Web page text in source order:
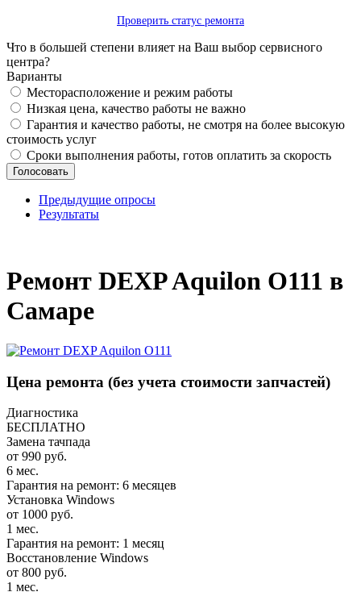
Проверить статус ремонта
Что в большей степени влияет на Ваш выбор сервисного
центра?
Варианты
Месторасположение и режим работы
Низкая цена, качество работы не важно
Гарантия и качество работы, не смотря на более высокую
стоимость услуг
Сроки выполнения работы, готов оплатить за скорость
Предыдущие опросы
Результаты
Ремонт DEXP Aquilon O111 в
Самаре
Цена ремонта (без учета стоимости запчастей)
Диагностика
БЕСПЛАТНО
Замена тачпада
от 990 руб.
6 мес.
Гарантия на ремонт: 6 месяцев
Установка Windows
от 1000 руб.
1 мес.
Гарантия на ремонт: 1 месяц
Восстановление Windows
от 800 руб.
1 мес.